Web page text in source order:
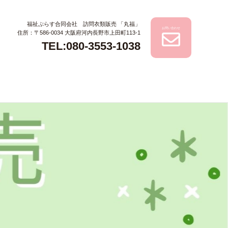
福祉ぷらす合同会社 訪問衣類販売 「丸福」
住所：〒586-0034 大阪府河内長野市上田町113-1
TEL:080-3553-1038
お問い合わせ